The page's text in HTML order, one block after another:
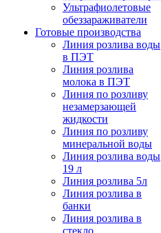
Ультрафиолетовые
обеззараживатели
Готовые производства
Линия розлива воды
в ПЭТ
Линия розлива
молока в ПЭТ
Линия по розливу
незамерзающей
жидкости
Линия по розливу
минеральной воды
Линия розлива воды
19 л
Линия розлива 5л
Линия розлива в
банки
Линия розлива в
стекло